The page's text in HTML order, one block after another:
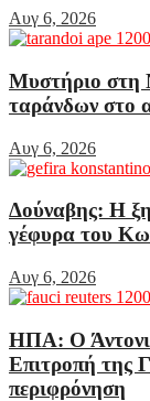
Αυγ 6, 2026
Μυστήριο στη
ταράνδων στο
Αυγ 6, 2026
Δούναβης: Η
γέφυρα του
Αυγ 6, 2026
ΗΠΑ: Ο Άντονι
Επιτροπή της
περιφρόνηση